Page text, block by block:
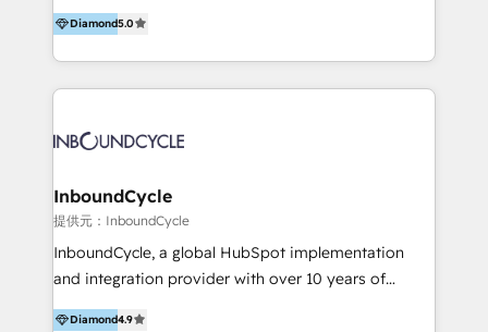
戦略・戦術の設計（KPI） -全体導線遷移設計、ビジュ
プレート構築（CMS Hub） -顧客ライフサイクルステ
義・構築（Marketing Hub） -営業パイプラインの定
（Salesforce,SanSan,freeeなどとのデータ連携） -テ
スト公開・ブラウザチェック -本番公開、操作レクチャ
ー・マニュアル作成 -運用支援開始 ーーーーーーーーー
ーーーーーーーーーーーーーーーーーーーーー まずは
ハブワンにお気軽にご相談ください。
着 - WEB / LP / BtoB-EC制作 - WEB広告(Google/FB
他)運用 - 記事コンテンツ / 動画制作 - インサイドセー
織構築
accompagnons des entreprises dans
l’automatisation de leur croissance digitale via
HubSpot avec une approche compétitive. Nous
aidons nos clients à générer plus de RDV en
sommes une agence d’Inbound marketing et sales à
Diamond5.0
InboundCycle
提供元：InboundCycle
InboundCycle, a global HubSpot implementation
and integration provider with over 10 years of
experience, serves businesses in diverse industries.
Diamond4.9